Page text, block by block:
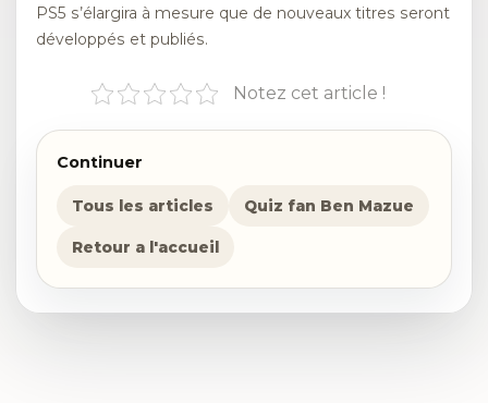
PS5 s’élargira à mesure que de nouveaux titres seront
développés et publiés.
Notez cet article !
Continuer
Tous les articles Quiz fan Ben Mazue
Retour a l'accueil